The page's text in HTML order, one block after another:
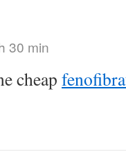
30 min
cheap